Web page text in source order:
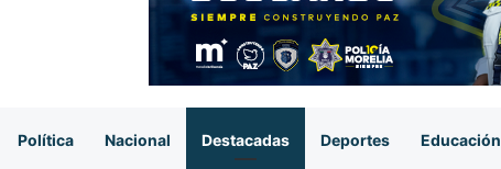
Política Nacional Destacadas Deportes Educación